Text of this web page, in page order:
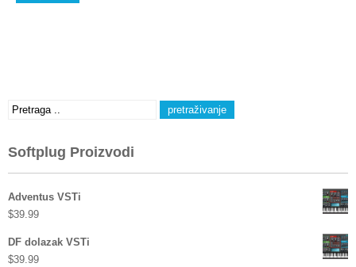
Softplug Proizvodi
Adventus VSTi
$39.99
DF dolazak VSTi
$39.99